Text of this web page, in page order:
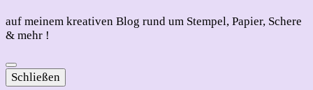
auf meinem kreativen Blog rund um Stempel, Papier, Schere
& mehr !
Schließen